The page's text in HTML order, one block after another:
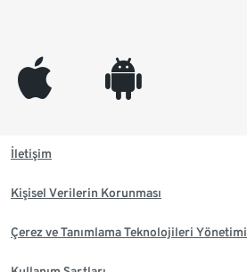
appleinc android
İletişim
Kişisel Verilerin Korunması
Çerez ve Tanımlama Teknolojileri Yönetimi